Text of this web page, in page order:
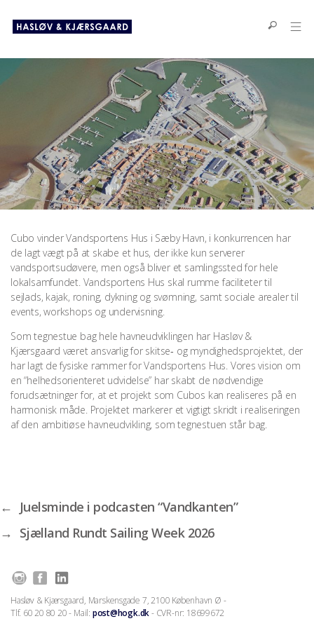
Cubo vinder Vandsportens Hus i Sæby Havn, i konkurrencen har
de lagt vægt på at skabe et hus, der ikke kun serverer
vandsportsudøvere, men også bliver et samlingssted for hele
lokalsamfundet. Vandsportens Hus skal rumme faciliteter til
sejlads, kajak, roning, dykning og svømning, samt sociale arealer til
events, workshops og undervisning.
Som tegnestue bag hele havneudviklingen har Hasløv &
Kjærsgaard været ansvarlig for skitse‑ og myndighedsprojektet, der
har lagt de fysiske rammer for Vandsportens Hus. Vores vision om
en “helhedsorienteret udvidelse” har skabt de nødvendige
forudsætninger for, at et projekt som Cubos kan realiseres på en
harmonisk måde. Projektet markerer et vigtigt skridt i realiseringen
af den ambitiøse havneudvikling, som tegnestuen står bag.
←
Juelsminde i podcasten “Vandkanten”
→ Sjælland Rundt Sailing Week 2026
Hasløv & Kjærsgaard, Marskensgade 7, 2100 København Ø -
Tlf. 60 20 80 20 - Mail: post@hogk.dk- CVR-nr: 18699672